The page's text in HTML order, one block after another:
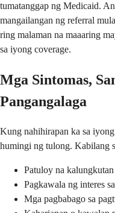
tumatanggap ng Medicaid.
mangailangan ng referral
ring malaman na maaaring
sa iyong coverage.
Mga Sintomas,
Pangangalaga
Kung nahihirapan ka sa
humingi ng tulong. Kabilang
Patuloy na
Pagkawala ng interes
Mga pagbabago sa